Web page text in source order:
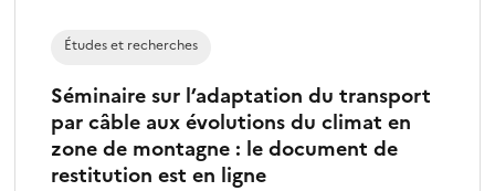
Séminaire sur l’adaptation du transport
par câble aux évolutions du climat en
zone de montagne : le document de
restitution est en ligne
Études et recherches